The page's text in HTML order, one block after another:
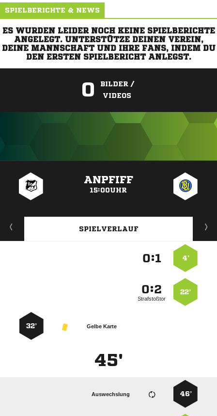
SPIELBERICHTE & NEWS
ES WURDEN LEIDER NOCH KEINE SPIELBERICHTE
ANGELEGT. UNTERSTÜTZE DEINEN VEREIN,
DEINE MANNSCHAFT UND IHRE FANS, INDEM DU
DEN ERSTEN SPIELBERICHT ANLEGST.
0
BILDER /
VIDEOS
ANPFIFF
15:00UHR
SPIELVERLAUF
4’
:
22’
:
Strafstoßtor
Gelbe Karte
32’
45'
46’
Auswechslung